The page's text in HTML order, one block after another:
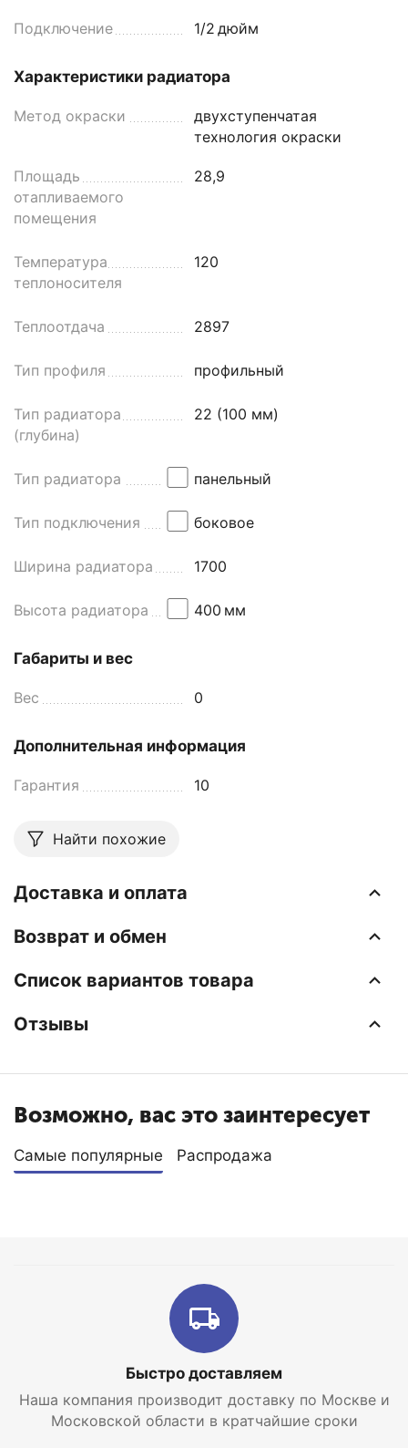
Подключение 1/2 дюйм
Характеристики радиатора
Метод окраски
двухступенчатая
технология окраски
Площадь
отапливаемого
помещения
28,9
Температура
теплоносителя
120
Теплоотдача 2897
Тип профиля профильный
Тип радиатора
(глубина)
22 (100 мм)
Тип радиатора панельный
Тип подключения боковое
Ширина радиатора 1700
Высота радиатора 400 мм
Габариты и вес
Вес 0
Дополнительная информация
Гарантия 10
Найти похожие
Доставка и оплата
Возврат и обмен
Список вариантов товара
Отзывы
Возможно, вас это заинтересует
Самые популярные Распродажа
Быстро доставляем
Наша компания производит доставку по Москве и
Московской области в кратчайшие сроки